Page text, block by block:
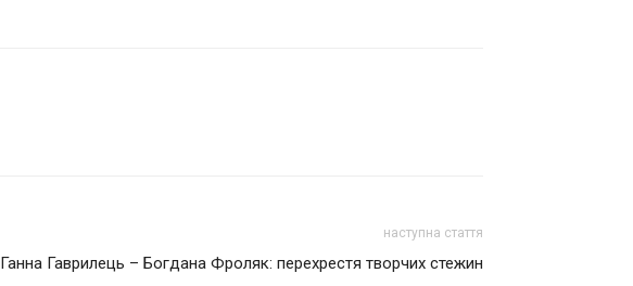
наступна стаття
Ганна Гаврилець – Богдана Фроляк: перехрестя творчих стежин